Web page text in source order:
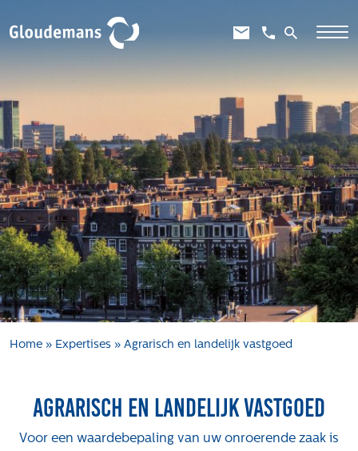
Expertises
Gebiedsontwikkeling
Gebiedseconomie
Grondstrategie en -verwerving
Taxaties overheid
Taxaties zakelijk
Schadevergoedingsrecht
Rentmeesterij
Transities
Tender-light voormalige St. Josefschool in
Brunssum
Tender-light Amundsenstraat Valkenswaard
Home » Expertises » Agrarisch en landelijk vastgoed
Agrarisch en landelijk vastgoed
Voor een waardebepaling van uw onroerende zaak is